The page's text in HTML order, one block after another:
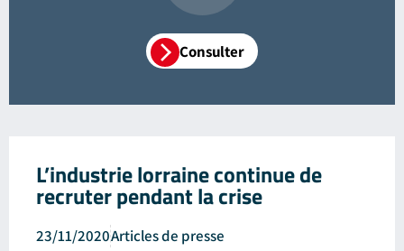
Consulter
L’industrie lorraine continue de
recruter pendant la crise
23/11/2020Articles de presse